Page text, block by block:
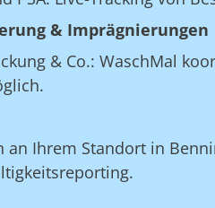
& Imprägnierungen
& Co.: WaschMal
Ihrem Standort in